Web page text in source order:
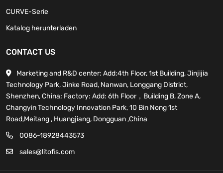
CURVE-Serie
Katalog herunterladen
CONTACT US
Marketing and R&D center: Add:4th Floor, 1st Building, Jinjijia
Technology Park, Jinke Road, Nanwan, Longgang District,
Shenzhen, China; Factory: Add: 6th Floor，Building B, Zone A,
Changyin Technology Innovation Park, 10 Bin Nong 1st
Road,Meitang , Huangjiang, Dongguan ,China
0086-18928443573
sales@litofis.com